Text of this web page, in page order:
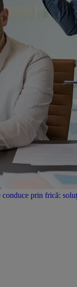
prin frică: